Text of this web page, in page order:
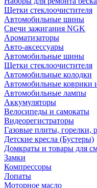
Щетки стеклоочистителя
Автомобильные шины
Свечи зажигания NGK
Ароматизаторы
Авто-аксессуары
Автомобильные шины
Щетки стеклоочистителя
Автомобильные колодки
Автомобильные коврики
Автомобильные лампы
Аккумуляторы
Велосипеды и самокаты
Видеорегистраторы
Газовые плиты, горелки,
Детские кресла (Бустеры)
Домкраты и товары для
Замки
Компрессоры
Лопаты
Моторное масло